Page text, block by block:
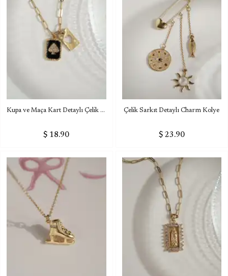
Kupa ve Maça Kart Detaylı Çelik Kolye
$ 18.90
Çelik Sarkıt Detaylı Charm Kolye
$ 23.90